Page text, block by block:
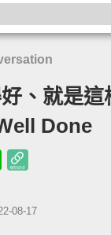
好、就是
Done
08-17